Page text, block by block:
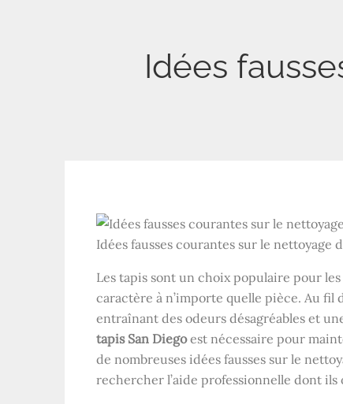
Idées
Idées fausses courantes sur le nettoyage
Les tapis sont un choix populaire pour
caractère à n’importe quelle pièce. Au fil
entraînant des odeurs désagréables et
tapis San Diegoest nécessaire pour
de nombreuses idées fausses sur le
rechercher l’aide professionnelle dont ils